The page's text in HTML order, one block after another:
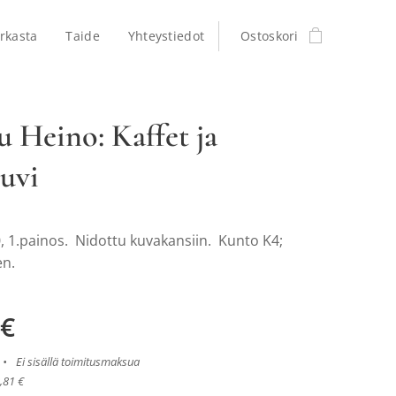
Taide Yhteystiedot Ostoskori
Heino: Kaffet ja
1.painos. Nidottu kuvakansiin. Kunto K4;
€
Ei sisällä toimitusmaksua
€